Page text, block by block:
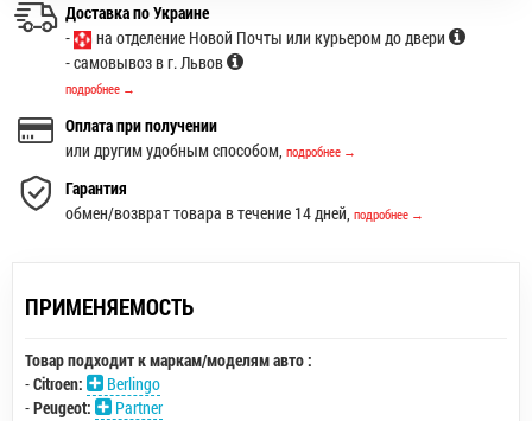
Доставка по Украине
-
на отделение Новой Почты или курьером до двери
- самовывоз в г. Львов
подробнее →
Оплата при получении
или другим удобным способом, подробнее →
Гарантия
обмен/возврат товара в течение 14 дней, подробнее →
ПРИМЕНЯЕМОСТЬ
Товар подходит к маркам/моделям авто :
-Citroen:
Berlingo
-Peugeot:
Partner